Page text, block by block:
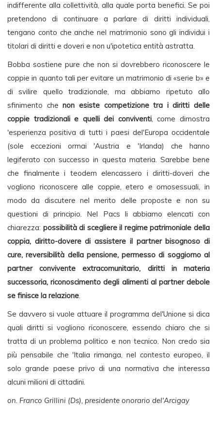
indifferente alla collettività, alla quale porta benefici. Se poi
pretendono di continuare a parlare di diritti individuali,
tengano conto che anche nel matrimonio sono gli individui i
titolari di diritti e doveri e non u'ipotetica entità astratta.
Bobba sostiene pure che non si dovrebbero riconoscere le
coppie in quanto tali per evitare un matrimonio di «serie b» e
di svilire quello tradizionale, ma abbiamo ripetuto allo
sfinimento chenon esiste competizione tra i diritti delle
coppie tradizionali e quelli dei conviventi, come dimostra
'esperienza positiva di tutti i paesi del'Europa occidentale
(sole eccezioni ormai 'Austria e 'Irlanda) che hanno
legiferato con successo in questa materia. Sarebbe bene
che finalmente i teodem elencassero i diritti-doveri che
vogliono riconoscere alle coppie, etero e omosessuali, in
modo da discutere nel merito delle proposte e non su
questioni di principio. Nel Pacs li abbiamo elencati con
chiarezza: possibilità di scegliere il regime patrimoniale della
coppia, diritto-dovere di assistere il partner bisognoso di
cure, reversibilità della pensione, permesso di soggiorno al
partner convivente extracomunitario, diritti in materia
successoria, riconoscimento degli alimenti al partner debole
se finisce la relazione.
Se davvero si vuole attuare il programma del'Unione si dica
quali diritti si vogliono riconoscere, essendo chiaro che si
tratta di un problema politico e non tecnico. Non credo sia
più pensabile che 'Italia rimanga, nel contesto europeo, il
solo grande paese privo di una normativa che interessa
alcuni milioni di cittadini.
on. Franco Grillini (Ds), presidente onorario del'Arcigay